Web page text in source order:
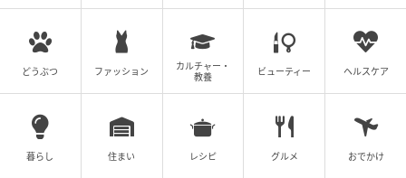
どうぶつ ファッション
カルチャー・
教養
ビューティー ヘルスケア
暮らし 住まい レシピ グルメ おでかけ